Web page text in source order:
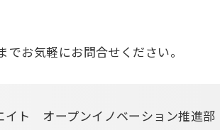
お気軽にお問合せください。
ト　オープンイノベーション推進部